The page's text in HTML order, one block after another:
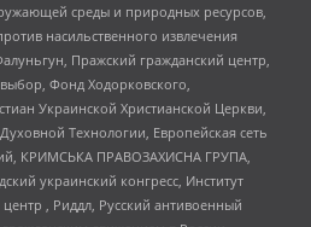
среды и природных ресурсов,
насильственного извлечения
Пражский гражданский центр,
Фонд Ходорковского,
Украинской Христианской Церкви,
Технологии, Европейская сеть
КРИМСЬКА ПРАВОЗАХИСНА ГРУПА,
украинский конгресс, Институт
, Риддл, Русский антивоенный